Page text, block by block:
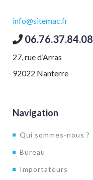
info@sitemac.fr
06.76.37.84.08
27, rue d’Arras
92022 Nanterre
Navigation
Qui sommes-nous ?
Bureau
Importateurs